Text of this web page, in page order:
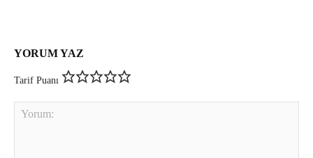
YORUM YAZ
Tarif Puanı